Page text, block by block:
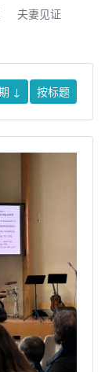
夫妻见证
按标题
↓